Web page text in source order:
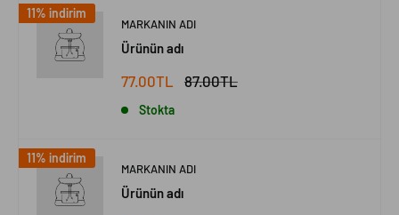
11% indirim
MARKANIN ADI
Ürünün adı
77.00TL 87.00TL
Stokta
11% indirim
MARKANIN ADI
Ürünün adı